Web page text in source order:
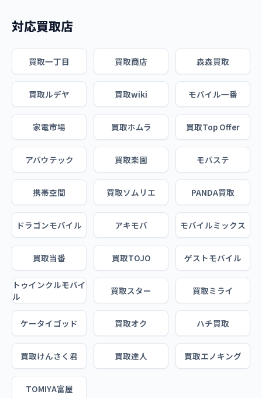
対応買取店
買取一丁目 買取商店 森森買取
買取ルデヤ 買取wiki モバイル一番
家電市場 買取ホムラ 買取Top Offer
アバウテック 買取楽園 モバステ
携帯空間 買取ソムリエ PANDA買取
ドラゴンモバイル アキモバ モバイルミックス
買取当番 買取TOJO ゲストモバイル
トゥインクルモバイ
ル
買取スター 買取ミライ
ケータイゴッド 買取オク ハチ買取
買取けんさく君 買取達人 買取エノキング
TOMIYA富屋